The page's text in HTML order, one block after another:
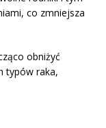
co zmniejsza
obniżyć
typów raka,